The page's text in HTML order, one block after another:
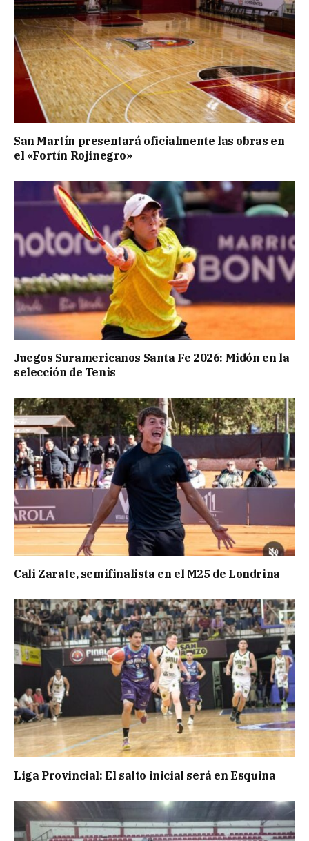
San Martín presentará oficialmente las obras en
el «Fortín Rojinegro»
Juegos Suramericanos Santa Fe 2026: Midón en la
selección de Tenis
Cali Zarate, semifinalista en el M25 de Londrina
Liga Provincial: El salto inicial será en Esquina